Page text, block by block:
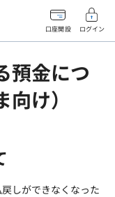
口座開設 ログイン
預金につ
け）
しができなくなった